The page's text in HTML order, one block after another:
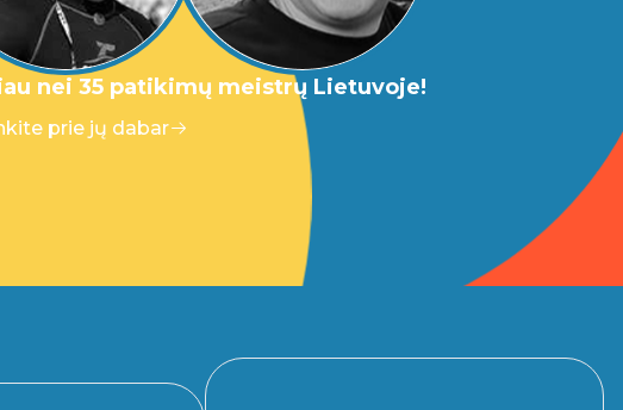
nei 35 patikimų meistrų Lietuvoje!
prie jų dabar